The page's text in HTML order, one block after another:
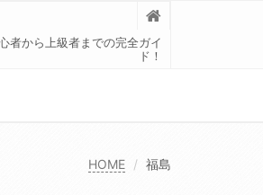
者から上級者までの完全ガイ
ド！
HOME 福島